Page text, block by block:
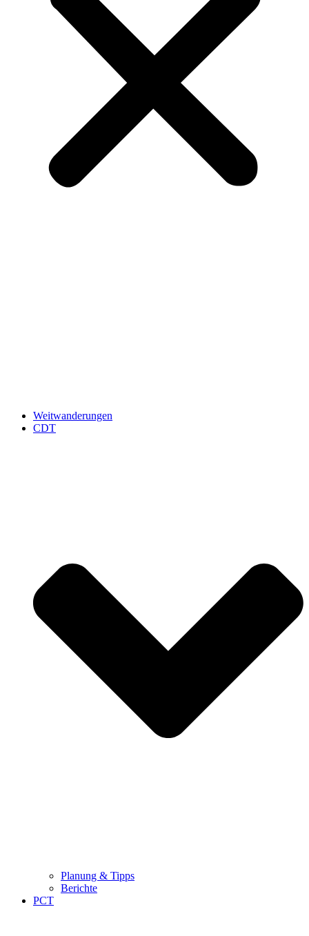
Weitwanderungen
CDT
Planung & Tipps
Berichte
PCT